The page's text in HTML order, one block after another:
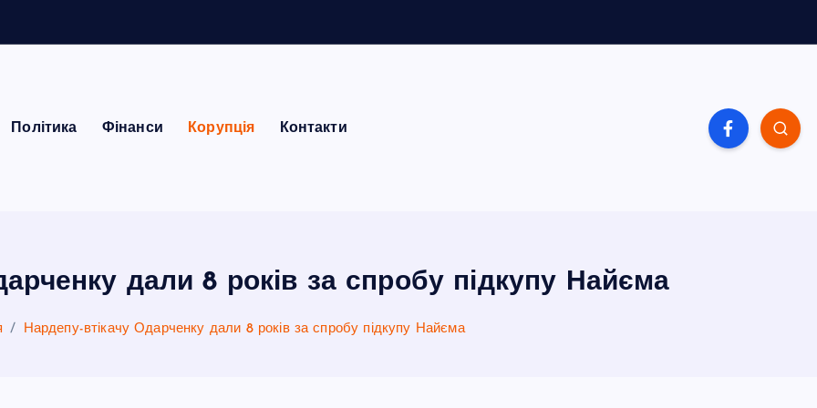
Політика Фінанси Корупція Контакти
дали 8 років за спробу підкупу Найєма
Нардепу-втікачу Одарченку дали 8 років за спробу підкупу Найєма